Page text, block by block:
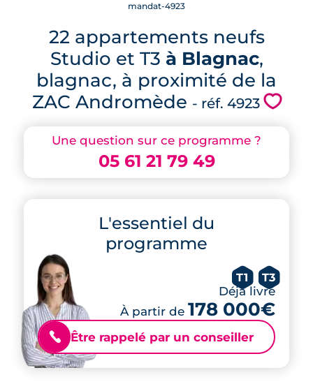
Une question sur ce programme ?
05 61 21 79 49
L'essentiel du
programme
T1 T3
Déjà livré
À partir de 178 000€
📞 Être rappelé par un conseiller
mandat-4923
22 appartements neufs
Studio et T3 à Blagnac,
blagnac, à proximité de la
ZAC Andromède - réf. 4923 💗